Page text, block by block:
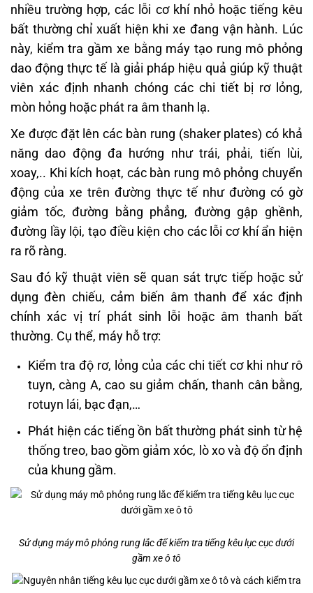
nhiều trường hợp, các lỗi cơ khí nhỏ hoặc tiếng kêu
bất thường chỉ xuất hiện khi xe đang vận hành. Lúc
này, kiểm tra gầm xe bằng máy tạo rung mô phỏng
dao động thực tế là giải pháp hiệu quả giúp kỹ thuật
viên xác định nhanh chóng các chi tiết bị rơ lỏng,
mòn hỏng hoặc phát ra âm thanh lạ.
Xe được đặt lên các bàn rung (shaker plates) có khả
năng dao động đa hướng như trái, phải, tiến lùi,
xoay,.. Khi kích hoạt, các bàn rung mô phỏng chuyển
động của xe trên đường thực tế như đường có gờ
giảm tốc, đường bằng phẳng, đường gập ghềnh,
đường lầy lội, tạo điều kiện cho các lỗi cơ khí ẩn hiện
ra rõ ràng.
Sau đó kỹ thuật viên sẽ quan sát trực tiếp hoặc sử
dụng đèn chiếu, cảm biến âm thanh để xác định
chính xác vị trí phát sinh lỗi hoặc âm thanh bất
thường. Cụ thể, máy hỗ trợ:
Kiểm tra độ rơ, lỏng của các chi tiết cơ khi như rô
tuyn, càng A, cao su giảm chấn, thanh cân bằng,
rotuyn lái, bạc đạn,…
Phát hiện các tiếng ồn bất thường phát sinh từ hệ
thống treo, bao gồm giảm xóc, lò xo và độ ổn định
của khung gầm.
Sử dụng máy mô phỏng rung lắc để kiểm tra tiếng kêu lục cục dưới
gầm xe ô tô